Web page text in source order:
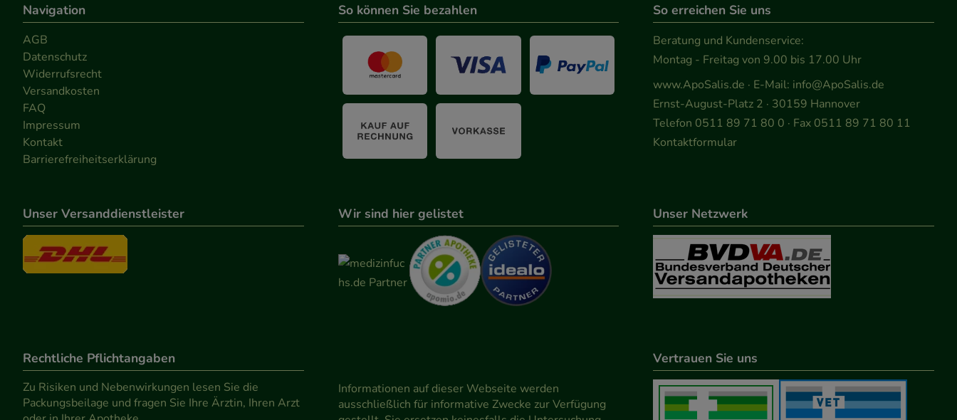
Navigation
AGB
Datenschutz
Widerrufsrecht
Versandkosten
FAQ
Impressum
Kontakt
Barrierefreiheitserklärung
So können Sie bezahlen So erreichen Sie uns
Beratung und Kundenservice:
Montag - Freitag von 9.00 bis 17.00 Uhr
www.ApoSalis.de · E-Mail: info@ApoSalis.de
Ernst-August-Platz 2 · 30159 Hannover
Telefon 0511 89 71 80 0 · Fax 0511 89 71 80 11
Kontaktformular
Unser Versanddienstleister Wir sind hier gelistet Unser Netzwerk
Rechtliche Pflichtangaben
Zu Risiken und Nebenwirkungen lesen Sie die
Packungsbeilage und fragen Sie Ihre Ärztin, Ihren Arzt
Informationen auf dieser Webseite werden
ausschließlich für informative Zwecke zur Verfügung
Vertrauen Sie uns